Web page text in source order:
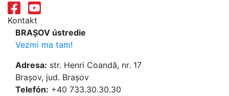
Kontakt
BRAȘOV ústredie
Vezmi ma tam!
Adresa: str. Henri Coandă, nr. 17
Brașov, jud. Brașov
Telefón: +40 733.30.30.30